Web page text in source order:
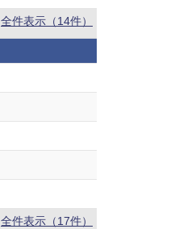
全件表示（14件）
全件表示（17件）